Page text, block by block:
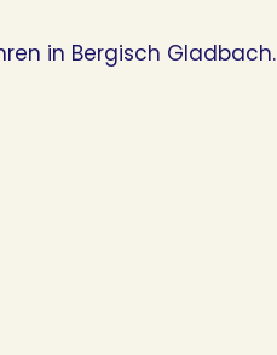
in Bergisch Gladbach.